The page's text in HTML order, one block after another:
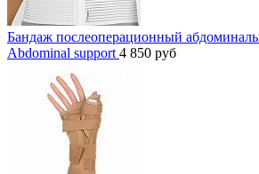
Бандаж послеоперационный
Abdominal support 4 850 руб